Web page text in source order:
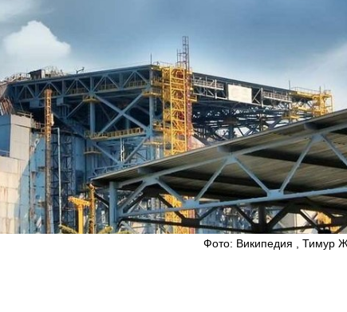
Фото: Википедия , Тимур